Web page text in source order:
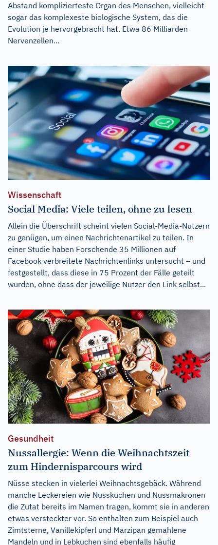
Abstand komplizierteste Organ des Menschen, vielleicht
sogar das komplexeste biologische System, das die
Evolution je hervorgebracht hat. Etwa 86 Milliarden
Nervenzellen...
Wissenschaft
Social Media: Viele teilen, ohne zu lesen
Allein die Überschrift scheint vielen Social-Media-Nutzern
zu genügen, um einen Nachrichtenartikel zu teilen. In
einer Studie haben Forschende 35 Millionen auf
Facebook verbreitete Nachrichtenlinks untersucht – und
festgestellt, dass diese in 75 Prozent der Fälle geteilt
wurden, ohne dass der jeweilige Nutzer den Link selbst...
Gesundheit
Nussallergie: Wenn die Weihnachtszeit
zum Hindernisparcours wird
Nüsse stecken in vielerlei Weihnachtsgebäck. Während
manche Leckereien wie Nusskuchen und Nussmakronen
die Zutat bereits im Namen tragen, kommt sie in anderen
etwas versteckter vor. So enthalten zum Beispiel auch
Zimtsterne, Vanillekipferl und Marzipan gemahlene
Mandeln und in Lebkuchen sind ebenfalls häufig